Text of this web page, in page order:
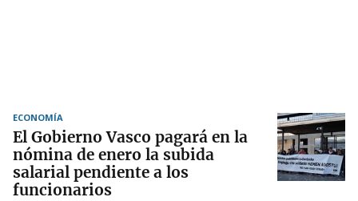
ECONOMÍA
El Gobierno Vasco pagará en la
nómina de enero la subida
salarial pendiente a los
funcionarios